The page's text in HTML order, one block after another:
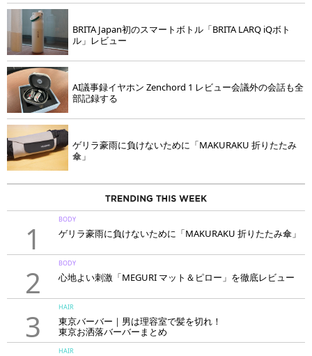
BRITA Japan初のスマートボトル「BRITA LARQ iQボト
ル」レビュー
AI議事録イヤホン Zenchord 1 レビュー会議外の会話も全
部記録する
ゲリラ豪雨に負けないために「MAKURAKU 折りたたみ
傘」
1
BODY
ゲリラ豪雨に負けないために「MAKURAKU 折りたたみ傘」
2
BODY
心地よい刺激「MEGURI マット＆ピロー」を徹底レビュー
3
HAIR
東京バーバー｜男は理容室で髪を切れ！
東京お洒落バーバーまとめ
HAIR